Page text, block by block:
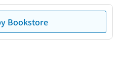
Bookstore